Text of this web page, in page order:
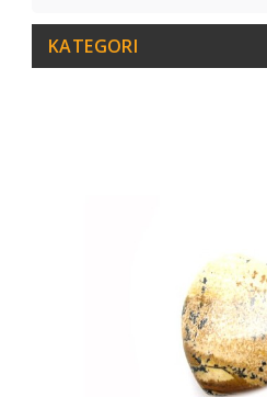
KATEGORI